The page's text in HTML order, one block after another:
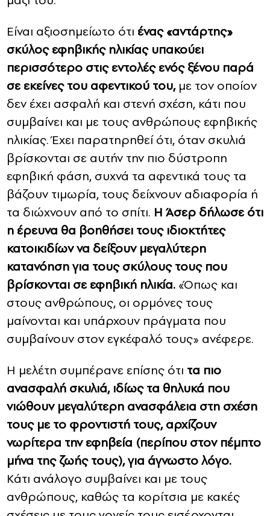
Είναι αξιοσημείωτο ότι ένας «αντάρτης»
σκύλος εφηβικής ηλικίας υπακούει
περισσότερο στις εντολές ενός ξένου παρά
σε εκείνες του αφεντικού του,με τον οποίον
δεν έχει ασφαλή και στενή σχέση, κάτι που
συμβαίνει και με τους ανθρώπους εφηβικής
ηλικίας. Έχει παρατηρηθεί ότι, όταν σκυλιά
βρίσκονται σε αυτήν την πιο δύστροπη
εφηβική φάση, συχνά τα αφεντικά τους τα
βάζουν τιμωρία, τους δείχνουν αδιαφορία ή
τα διώχνουν από το σπίτι. Η Άσερ δήλωσε ότι
η έρευνα θα βοηθήσει τους ιδιοκτήτες
κατοικιδίων να δείξουν μεγαλύτερη
κατανόηση για τους σκύλους τους που
βρίσκονται σε εφηβική ηλικία. «Όπως και
στους ανθρώπους, οι ορμόνες τους
μαίνονται και υπάρχουν πράγματα που
συμβαίνουν στον εγκέφαλό τους» ανέφερε.
Η μελέτη συμπέρανε επίσης ότι τα πιο
ανασφαλή σκυλιά, ιδίως τα θηλυκά που
νιώθουν μεγαλύτερη ανασφάλεια στη σχέση
τους με το φροντιστή τους, αρχίζουν
νωρίτερα την εφηβεία (περίπου στον πέμπτο
μήνα της ζωής τους), για άγνωστο λόγο.
Κάτι ανάλογο συμβαίνει και με τους
ανθρώπους, καθώς τα κορίτσια με κακές